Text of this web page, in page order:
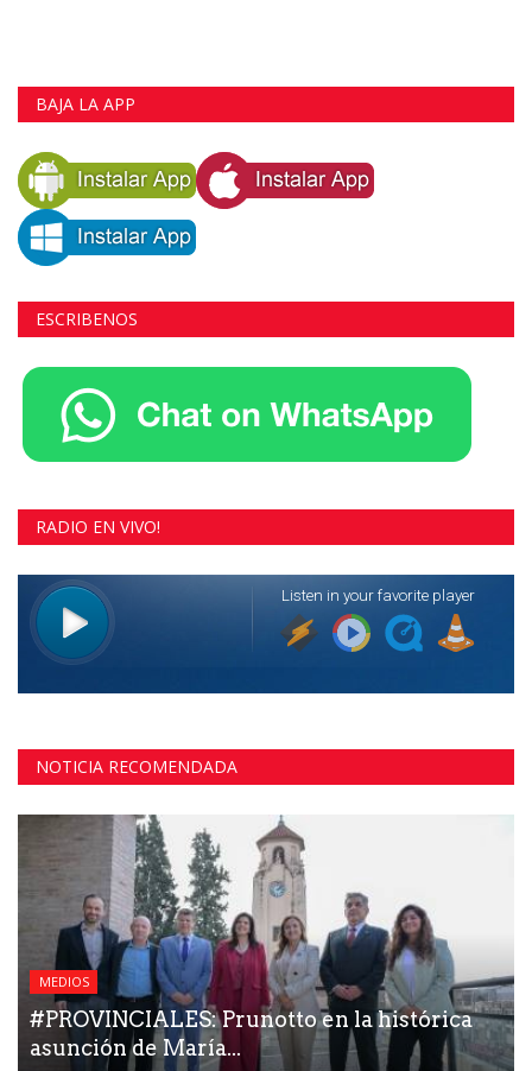
BAJA LA APP
ESCRIBENOS
RADIO EN VIVO!
NOTICIA RECOMENDADA
MEDIOS
#PROVINCIALES: Prunotto en la histórica
asunción de María...